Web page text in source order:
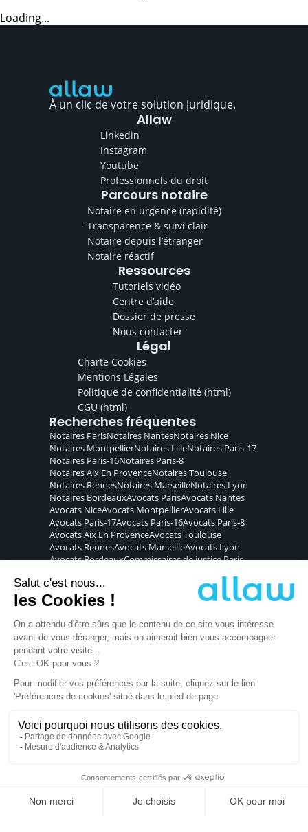
Loading...
À un clic de votre solution juridique.
Allaw
Linkedin
Instagram
Youtube
Professionnels du droit
Parcours notaire
Notaire en urgence (rapidité)
Transparence & suivi clair
Notaire depuis l’étranger
Notaire réactif
Ressources
Tutoriels vidéo
Centre d’aide
Dossier de presse
Nous contacter
Légal
Charte Cookies
Mentions Légales
Politique de confidentialité (html)
CGU (html)
Recherches fréquentes
Notaires ParisNotaires NantesNotaires Nice
Notaires MontpellierNotaires LilleNotaires Paris-17
Notaires Paris-16Notaires Paris-8
NotairesAix En ProvenceNotairesToulouse
Notaires RennesNotaires MarseilleNotaires Lyon
Notaires BordeauxAvocats ParisAvocats Nantes
Avocats NiceAvocats MontpellierAvocats Lille
Avocats Paris-17Avocats Paris-16Avocats Paris-8
AvocatsAix En ProvenceAvocatsToulouse
Avocats RennesAvocats MarseilleAvocats Lyon
AvocatsBordeauxCommissaires de justiceParis
Commissaires de justice
Commissaires de justice
Commissaires de justice
Commissaires de justiceParis-17
Commissaires de justice Paris-16
Commissaires de justice
Commissaires de justice
Commissaires de justice
Commissaires de justice Rennes
Commissaires de justiceMarseille
Commissaires de justice Bordeaux
Copyright ©2026
réservés.